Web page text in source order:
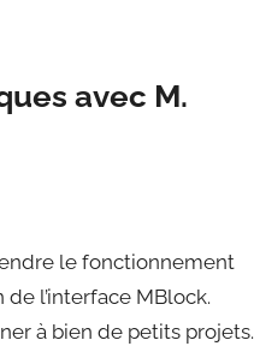
avec M.
le fonctionnement
l’interface MBlock.
à bien de petits projets.